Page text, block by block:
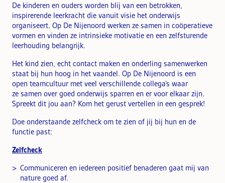
De kinderen en ouders worden blij van een betrokken,
inspirerende leerkracht die vanuit visie het onderwijs
organiseert. Op De Nijenoord werken ze samen in coöperatieve
vormen en vinden ze intrinsieke motivatie en een zelfsturende
leerhouding belangrijk.
Het kind zien, echt contact maken en onderling samenwerken
staat bij hun hoog in het vaandel. Op De Nijenoord is een
open teamcultuur met veel verschillende collega’s waar
ze samen over goed onderwijs sparren en er voor elkaar zijn.
Spreekt dit jou aan? Kom het gerust vertellen in een gesprek!
Doe onderstaande zelfcheck om te zien of jij bij hun en de
functie past:
Zelfcheck
Communiceren en iedereen positief benaderen gaat mij van
nature goed af.